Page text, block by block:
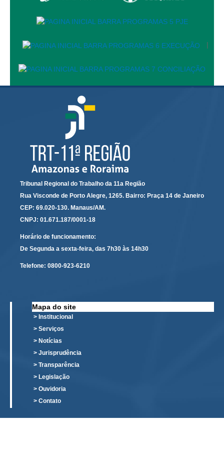
Automação e IA
Governança
Governança de TI
Gestão Estratégica
Governança das Contratações Obras
Rede de Governança Colaborativa
Gestão de Riscos
Laboratório de Inovação
Assessoria de Governança de Gestão de Pessoas
Sites Institucionais
Biblioteca
Centro de Memória
Educação a distância
Responsabilidade Socioambiental
Comissão Permanente de Acessibilidade e Inclusão
Coordenadoria de Saúde
Serviços
Ação Trabalhista (Atermação)
Atermação On-line - Interior de Roraima
Atermação On-line - Interior do Amazonas
Agendamento de Reclamação Verbal
|
Tribunal Regional do Trabalho da 11a Região
Rua Visconde de Porto Alegre, 1265. Bairro: Praça 14 de Janeiro
CEP: 69.020-130. Manaus/AM.
CNPJ: 01.671.187/0001-18
Horário de funcionamento:
De Segunda a sexta-feira, das 7h30 às 14h30
Telefone: 0800-923-6210
Mapa do site
> Institucional
> Serviços
> Notícias
> Jurisprudência
> Transparência
> Legislação
> Ouvidoria
> Contato